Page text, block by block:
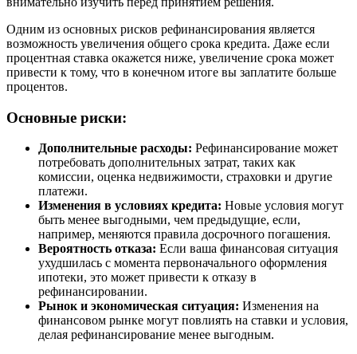
Одним из основных рисков рефинансирования является
возможность увеличения общего срока кредита. Даже если
процентная ставка окажется ниже, увеличение срока может
привести к тому, что в конечном итоге вы заплатите больше
процентов.
Основные риски:
Дополнительные расходы: Рефинансирование может
потребовать дополнительных затрат, таких как
комиссии, оценка недвижимости, страховки и другие
платежи.
Изменения в условиях кредита: Новые условия могут
быть менее выгодными, чем предыдущие, если,
например, меняются правила досрочного погашения.
Вероятность отказа: Если ваша финансовая ситуация
ухудшилась с момента первоначального оформления
ипотеки, это может привести к отказу в
рефинансировании.
Рынок и экономическая ситуация: Изменения на
финансовом рынке могут повлиять на ставки и условия,
делая рефинансирование менее выгодным.